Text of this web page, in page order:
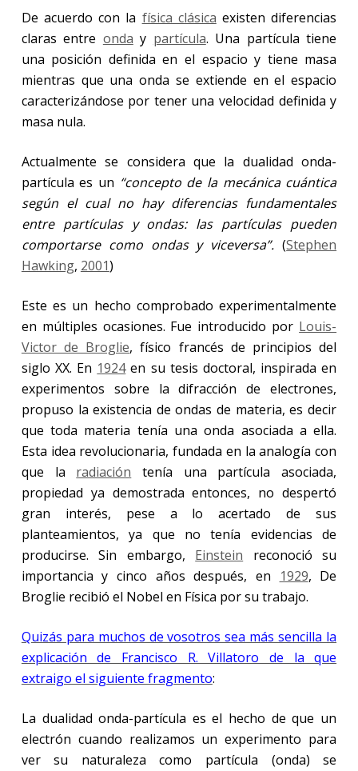
De acuerdo con la física clásica existen diferencias
claras entre onda y partícula. Una partícula tiene
una posición definida en el espacio y tiene masa
mientras que una onda se extiende en el espacio
caracterizándose por tener una velocidad definida y
masa nula.
Actualmente se considera que la dualidad onda-
partícula es un “concepto de la mecánica cuántica
según el cual no hay diferencias fundamentales
entre partículas y ondas: las partículas pueden
comportarse como ondas y viceversa”. (Stephen
Hawking, 2001)
Este es un hecho comprobado experimentalmente
en múltiples ocasiones. Fue introducido por Louis-
Victor de Broglie, físico francés de principios del
siglo XX. En 1924en su tesis doctoral, inspirada en
experimentos sobre la difracción de electrones,
propuso la existencia de ondas de materia, es decir
que toda materia tenía una onda asociada a ella.
Esta idea revolucionaria, fundada en la analogía con
que la radiación tenía una partícula asociada,
propiedad ya demostrada entonces, no despertó
gran interés, pese a lo acertado de sus
planteamientos, ya que no tenía evidencias de
producirse. Sin embargo, Einstein reconoció su
importancia y cinco años después, en
1929, De
Broglie recibió el Nobel en Física por su trabajo.
Quizás para muchos de vosotros sea más sencilla la
explicación de Francisco R. Villatoro de la que
extraigo el siguiente fragmento:
La dualidad onda-partícula es el hecho de que un
electrón cuando realizamos un experimento para
ver su naturaleza como partícula (onda) se